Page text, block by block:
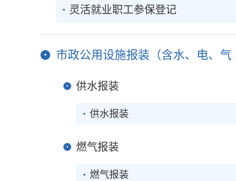
灵活就业职工参保登记
市政公用设施报装（含水、电、气
供水报装
供水报装
燃气报装
燃气报装